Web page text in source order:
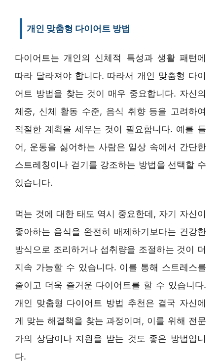
개인 맞춤형 다이어트 방법
다이어트는 개인의 신체적 특성과 생활 패턴에
따라 달라져야 합니다. 따라서 개인 맞춤형 다이
어트 방법을 찾는 것이 매우 중요합니다. 자신의
체중, 신체 활동 수준, 음식 취향 등을 고려하여
적절한 계획을 세우는 것이 필요합니다. 예를 들
어, 운동을 싫어하는 사람은 일상 속에서 간단한
스트레칭이나 걷기를 강조하는 방법을 선택할 수
있습니다.
먹는 것에 대한 태도 역시 중요한데, 자기 자신이
좋아하는 음식을 완전히 배제하기보다는 건강한
방식으로 조리하거나 섭취량을 조절하는 것이 더
지속 가능할 수 있습니다. 이를 통해 스트레스를
줄이고 더욱 즐거운 다이어트를 할 수 있습니다.
개인 맞춤형 다이어트 방법 추천은 결국 자신에
게 맞는 해결책을 찾는 과정이며, 이를 위해 전문
가의 상담이나 지원을 받는 것도 좋은 방법입니
다.